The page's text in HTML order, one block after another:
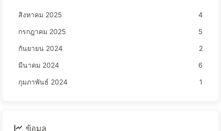
สิงหาคม 2025
4
กรกฎาคม 2025
5
กันยายน 2024
2
มีนาคม 2024
6
กุมภาพันธ์ 2024
1
ข้อมูล